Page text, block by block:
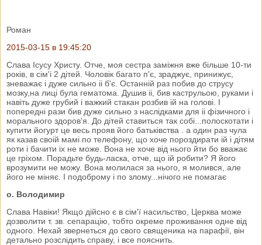
Роман
2015-03-15 в 19:45:20
Слава Ісусу Христу. Отче, моя сестра заміжня вже більше 10-ти
років, в сім'і 2 дітей. Чоловік багато п'є, зраджує, принижує,
зневажає і дуже сильно іі б'є. Останній раз побив до струсу
мозку,на лиці була гематома. Душив іі, бив каструльою, руками і
навіть дуже грубий і важкий стакан розбив ій на голові. І
попередні рази бив дуже сильно з наслідками для іі фізичного і
морального здоров'я. До дітей ставиться так собі...полоскотати і
купити йогурт це весь прояв його батьківства . а один раз чула
як казав своій мамі по телефону, що хоче пороздирати ій і дітям
роти і бачити іх не може. Вона не хоче від нього йти бо вважає
це гріхом. Порадьте будь-ласка, отче, що ій робити? Я його
врозумити не можу. Вона молилася за нього, я молився, але
його не міняє. І подоброму і по злому...нічого не помагає
о. Володимир
Слава Навіки! Якщо дійсно є в сім'ї насильство, Церква може
дозволити т. зв. сепарацію, тобто окреме проживання одне від
одного. Нехай звернеться до свого священика на парафії, він
детально розслідить справу, і все пояснить.